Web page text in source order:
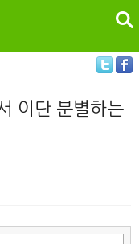
검색
이단 분별하는